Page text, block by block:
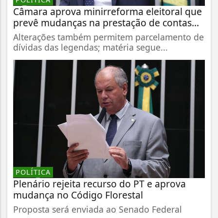
Câmara aprova minirreforma eleitoral que
prevê mudanças na prestação de contas...
Alterações também permitem parcelamento de
dívidas das legendas; matéria segue...
POLÍTICA
Plenário rejeita recurso do PT e aprova
mudança no Código Florestal
Proposta será enviada ao Senado Federal